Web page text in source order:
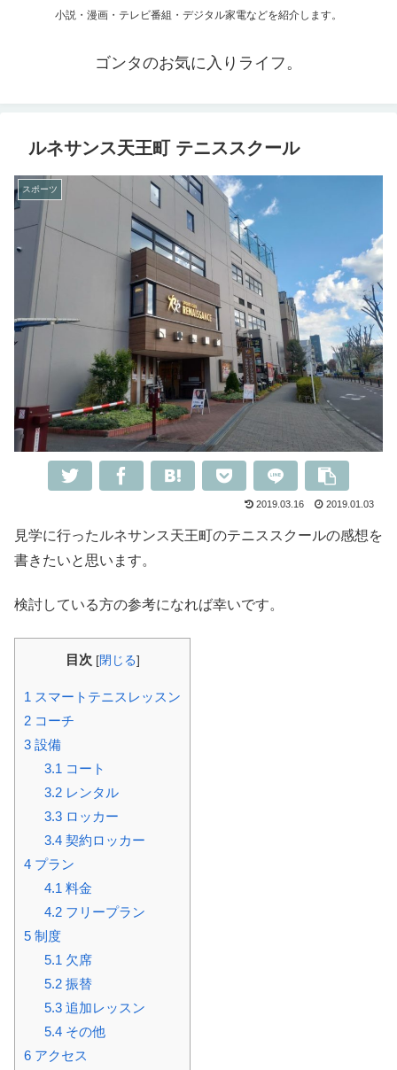
小説・漫画・テレビ番組・デジタル家電などを紹介します。
ゴンタのお気に入りライフ。
ルネサンス天王町 テニススクール
スポーツ
2019.03.16 2019.01.03
見学に行ったルネサンス天王町のテニススクールの感想を
書きたいと思います。
検討している方の参考になれば幸いです。
目次 [閉じる]
1 スマートテニスレッスン
2 コーチ
3 設備
3.1 コート
3.2レンタル
3.3ロッカー
3.4契約ロッカー
4 プラン
4.1 料金
4.2フリープラン
5 制度
5.1 欠席
5.2振替
5.3追加レッスン
5.4その他
6 アクセス